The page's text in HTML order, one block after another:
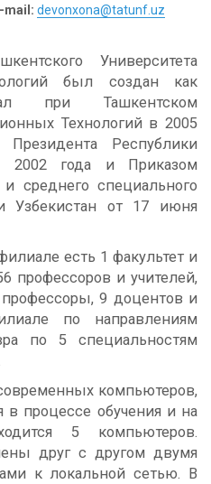
mail: devonxona@tatunf.uz
Университета
был создан как
при Ташкентском
Технологий в 2005
Республики
2002 года и Приказом
среднего специального
Узбекистан от 17 июня
есть 1 факультет и
профессоров и учителей,
9 доцентов и
по направлениям
по 5 специальностям
компьютеров,
в процессе обучения и на
5 компьютеров.
друг с другом двумя
к локальной сетью. В